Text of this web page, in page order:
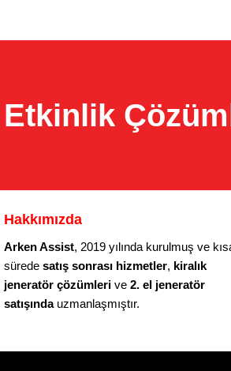
Etkinlik
Hakkımızda
Arken Assist, 2019 yılında kurulmuş ve
sürede satış sonrası hizmetler, kiralık
jeneratör çözümleri ve 2. el jeneratör
satışındauzmanlaşmıştır.